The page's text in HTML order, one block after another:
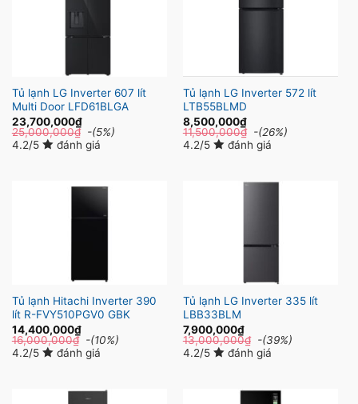
Tủ lạnh LG Inverter 607 lít
Multi Door LFD61BLGA
23,700,000₫
25,000,000₫ -(5%)
4.2/5
đánh giá
Tủ lạnh LG Inverter 572 lít
LTB55BLMD
8,500,000₫
11,500,000₫ -(26%)
4.2/5
đánh giá
Tủ lạnh Hitachi Inverter 390
lít R-FVY510PGV0 GBK
14,400,000₫
16,000,000₫ -(10%)
4.2/5
đánh giá
Tủ lạnh LG Inverter 335 lít
LBB33BLM
7,900,000₫
13,000,000₫ -(39%)
4.2/5
đánh giá